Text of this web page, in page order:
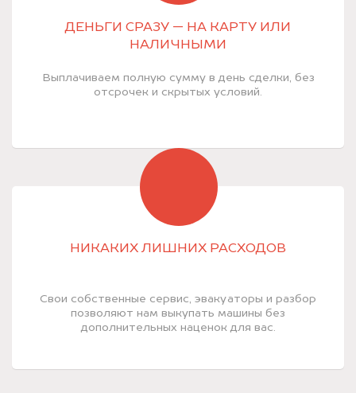
ДЕНЬГИ СРАЗУ — НА КАРТУ ИЛИ
НАЛИЧНЫМИ
Выплачиваем полную сумму в день сделки, без
отсрочек и скрытых условий.
НИКАКИХ ЛИШНИХ РАСХОДОВ
Свои собственные сервис, эвакуаторы и разбор
позволяют нам выкупать машины без
дополнительных наценок для вас.